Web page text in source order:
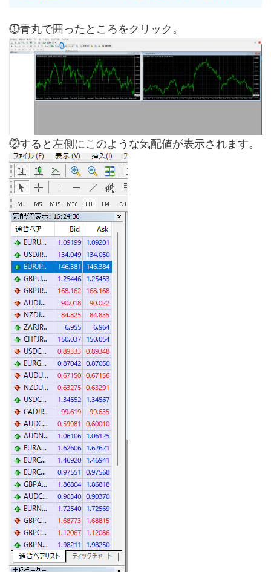
⓵青丸で囲ったところをクリック。
⓶すると左側にこのような気配値が表示されます。